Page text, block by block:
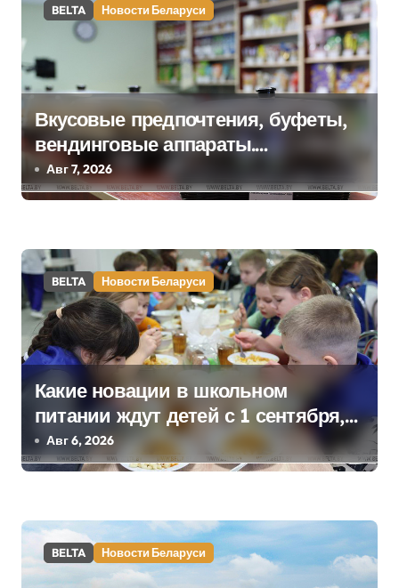
ц
и
я
п
о
а
п
и
с
я
м
BELTA Новости Беларуси
Вкусовые предпочтения, буфеты,
вендинговые аппараты.
Минобразования об изменениях в
школьном питании
Авг 7, 2026
BELTA Новости Беларуси
Какие новации в школьном
питании ждут детей с 1 сентября,
рассказали в правительстве
Авг 6, 2026
BELTA Новости Беларуси